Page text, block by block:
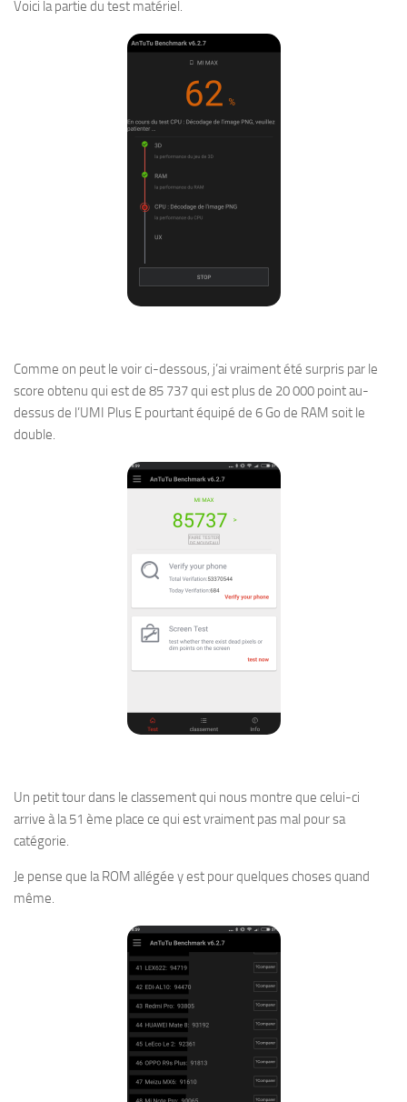
Voici la partie du test matériel.
Comme on peut le voir ci-dessous, j’ai vraiment été surpris par le
score obtenu qui est de 85 737 qui est plus de 20 000 point au-
dessus de l’UMI Plus E pourtant équipé de 6 Go de RAM soit le
double.
Un petit tour dans le classement qui nous montre que celui-ci
arrive à la 51 ème place ce qui est vraiment pas mal pour sa
catégorie.
Je pense que la ROM allégée y est pour quelques choses quand
même.